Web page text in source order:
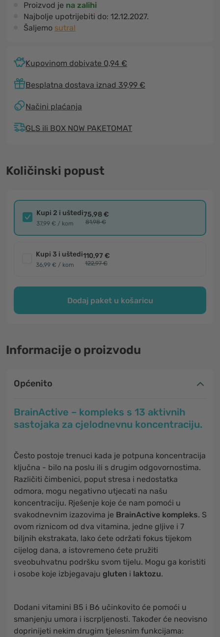
Proizvod je na zalihi
Najbolje upotrijebiti do: 12.12.2027.
Šaljemo sutra!
Kupovinom dobivate 0,94 €
Besplatna dostava iznad 39,99 €
Načini plaćanja
GLS ili BOX NOW PAKETOMAT
Količinski popust
Kupi 2 i uštedi
37,99 € / kom
75,98 €
81,98 €
Kupi 3 i uštedi
36,99 € / kom
110,97 €
122,97 €
Dodaj paket u košaricu
Informacije o proizvodu
Općenito
BrainActive – kompleks s 13 aktivnih
sastojaka za cjelodnevnu koncentraciju.
Često postoje trenuci kada je potpuna koncentracija
ključna - bilo na poslu ili s drugim odgovornostima.
Različiti čimbenici, poput stresa i nedostatka
odmora, mogu negativno utjecati na našu
koncentraciju. Rješenje koje će nam pomoći u
svakodnevnim izazovima je BrainActive kompleks. S
ovom riznicom od dva vitamina, jedne gljive i 7
biljnih ekstrakata, lako ćete održati fokus tijekom
cijelog dana, a istovremeno ćete pružiti
sveobuhvatnu podršku svom tijelu. Mogu ga koristiti
​​i osobe koje izbjegavaju gluten i laktozu.
Dodani vitamini B5 i B6 učinkovito će pomoći u
smanjenju umora i iscrpljenosti. Također će neovisno
doprinijeti nekim drugim tjelesnim funkcijama: